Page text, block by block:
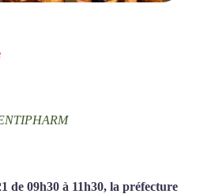
de 09h30 à 11h30, la préfecture